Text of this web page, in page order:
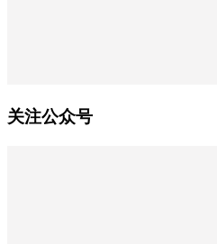
关注公众号